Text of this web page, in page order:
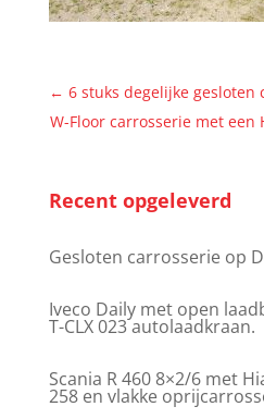
← 6 stuks degelijke gesloten
W-Floor carrosserie met een
Recent opgeleverd
Gesloten carrosserie op
Iveco Daily met open
T-CLX 023 autolaadkraan.
Scania R 460 8×2/6 met
258 en vlakke